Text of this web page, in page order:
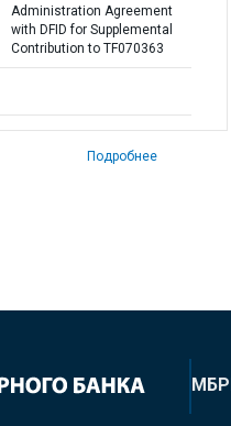
Administration Agreement
with DFID for Supplemental
Contribution to TF070363
Подробнее